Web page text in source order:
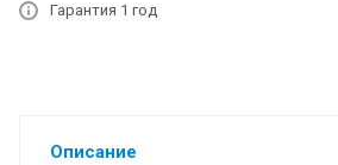
Гарантия 1 год
Описание